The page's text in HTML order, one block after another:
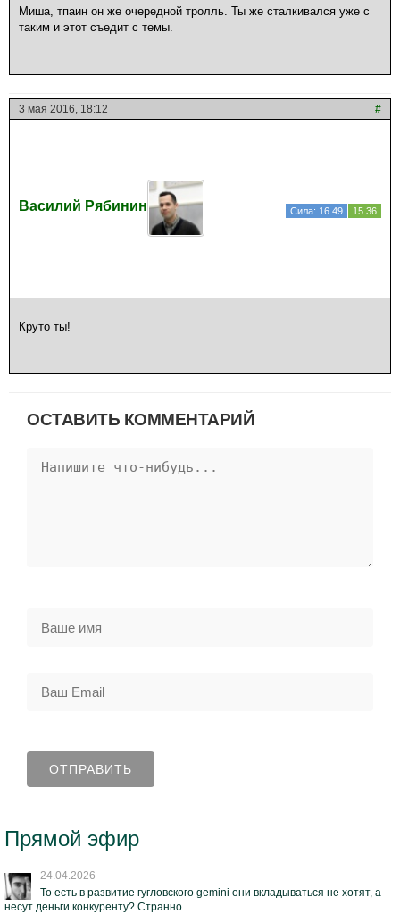
Миша, тпаин он же очередной тролль. Ты же сталкивался уже с
таким и этот съедит с темы.
3 мая 2016, 18:12 #
Василий Рябинин Сила: 16.49 15.36
Круто ты!
ОСТАВИТЬ КОММЕНТАРИЙ
Прямой эфир
24.04.2026
То есть в развитие гугловского gemini они вкладываться не хотят, а
несут деньги конкуренту? Странно...